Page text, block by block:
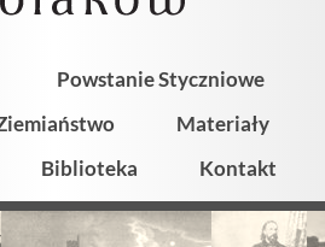
Powstanie Styczniowe
Materiały
Biblioteka Kontakt